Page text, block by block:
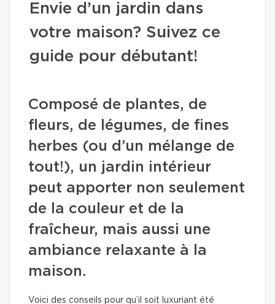
Envie d’un jardin dans
votre maison? Suivez ce
guide pour débutant!
Composé de plantes, de
fleurs, de légumes, de fines
herbes (ou d’un mélange de
tout!), un jardin intérieur
peut apporter non seulement
de la couleur et de la
fraîcheur, mais aussi une
ambiance relaxante à la
maison.
Voici des conseils pour qu’il soit luxuriant été